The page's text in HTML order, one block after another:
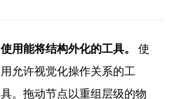
使用能将结构外化的工具。
使
用允许视觉化操作关系的工
具。拖动节点以重组层级的物